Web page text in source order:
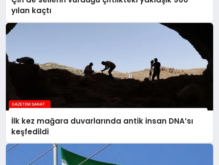
yılan kaçtı
İlk kez mağara duvarlarında antik insan DNA’sı
keşfedildi